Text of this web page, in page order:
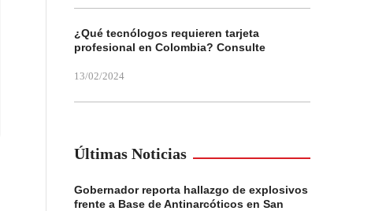
¿Qué tecnólogos requieren tarjeta
profesional en Colombia? Consulte
13/02/2024
Últimas Noticias
Gobernador reporta hallazgo de explosivos
frente a Base de Antinarcóticos en San